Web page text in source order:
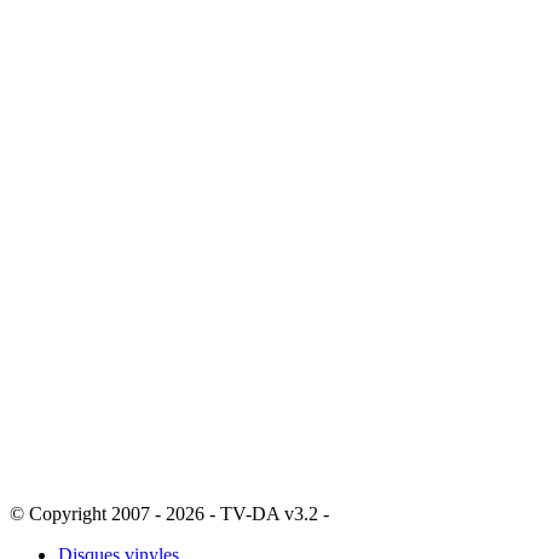
© Copyright 2007 - 2026 - TV-DA v3.2 -
Disques vinyles